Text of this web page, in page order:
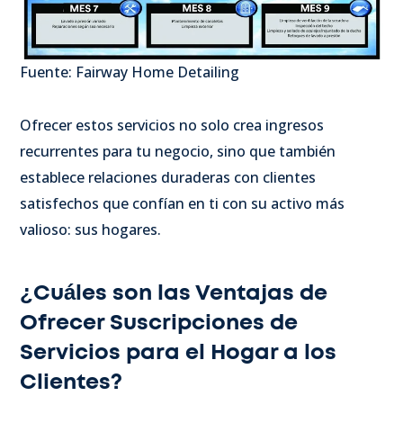
Fuente: Fairway Home Detailing
Ofrecer estos servicios no solo crea ingresos
recurrentes para tu negocio, sino que también
establece relaciones duraderas con clientes
satisfechos que confían en ti con su activo más
valioso: sus hogares.
¿Cuáles son las Ventajas de
Ofrecer Suscripciones de
Servicios para el Hogar a los
Clientes?